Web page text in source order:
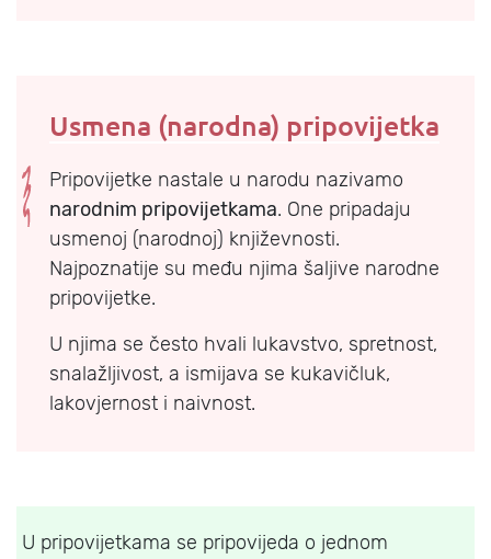
Usmena (narodna) pripovijetka
Pripovijetke nastale u narodu nazivamo
narodnim pripovijetkama. One pripadaju
usmenoj (narodnoj) književnosti.
Najpoznatije su među njima šaljive narodne
pripovijetke.
U njima se često hvali lukavstvo, spretnost,
snalažljivost, a ismijava se kukavičluk,
lakovjernost i naivnost.
U pripovijetkama se pripovijeda o jednom